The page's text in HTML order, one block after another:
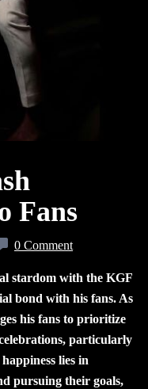
Fans
0 Comment
stardom with the KGF
bond with his fans. As
his fans to prioritize
particularly
lies in
pursuing their goals,